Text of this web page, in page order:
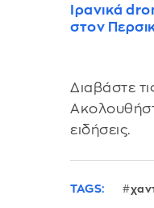
Ιρανικά
στον
Διαβάστε
ειδήσεις.
TAGS: